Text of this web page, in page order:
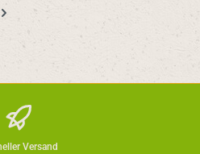
Versand